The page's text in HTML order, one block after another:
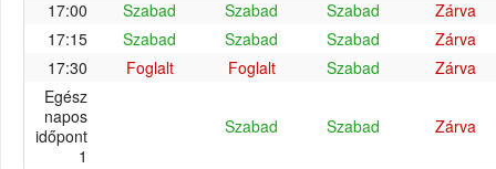
17:00
Szabad Szabad Szabad
Zárva
17:15
Szabad Szabad Szabad
Zárva
17:30
Foglalt Foglalt Szabad
Zárva
Egész
napos
időpont
1
Szabad Szabad Zárva